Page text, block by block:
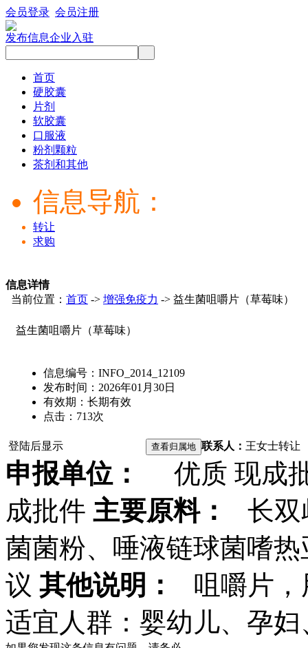
会员登录 会员注册
发布信息企业入驻
首页
硬胶囊
片剂
软胶囊
口服液
粉剂颗粒
茶剂和其他
信息导航：
转让
求购
信息详情
当前位置： 首页 -> 增强免疫力 -> 益生菌咀嚼片（草莓味）
益生菌咀嚼片（草莓味）
信息编号： INFO_2014_12109
发布时间： 2026年01月30日
有效期： 长期有效
点击： 713次
登陆后显示 联系人： 王女士转让
申报单位：
优质 现成
成批件 主要原料：
长双
菌菌粉、唾液链球菌嗜
议 其他说明：
咀嚼片，
适宜人群：婴幼儿、孕